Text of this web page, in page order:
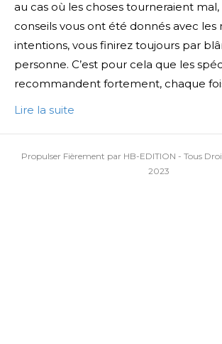
au cas où les choses tourneraient
conseils vous ont été donnés avec les
intentions, vous finirez toujours par
personne. C’est pour cela que les
recommandent fortement, chaque
Lire la suite
Propulser Fièrement par HB-EDITION - Tous
2023